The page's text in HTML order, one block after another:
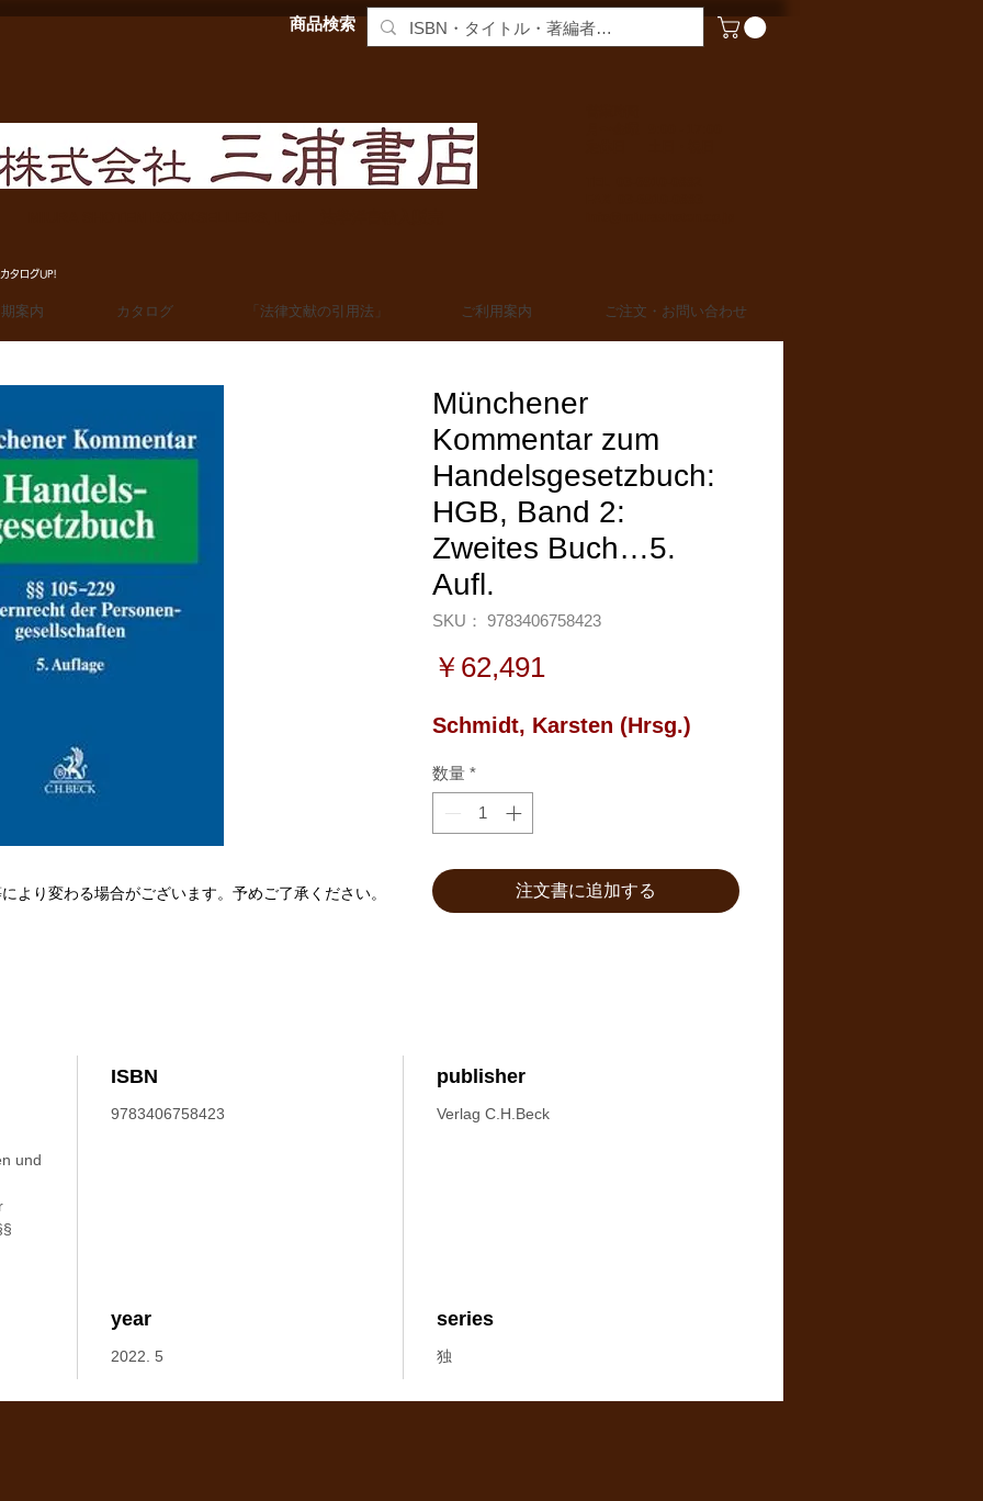
商品検索
タログUP!
案内 カタログ 「法律文献の引用法」 ご利用案内 ご注文・お問い合わせ
Münchener
Kommentar zum
Handelsgesetzbuch:
HGB, Band 2:
Zweites Buch…5.
Aufl.
SKU： 9783406758423
￥62,491
Schmidt, Karsten (Hrsg.)
数量 *
注文書に追加する
und
ISBN
9783406758423
publisher
Verlag C.H.Beck
year
2022. 5
series
独
より変わる場合がございます。予めご了承ください。